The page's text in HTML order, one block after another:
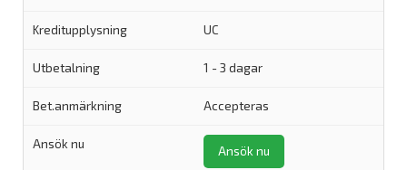
UC
1 - 3 dagar
Accepteras
Ansök nu